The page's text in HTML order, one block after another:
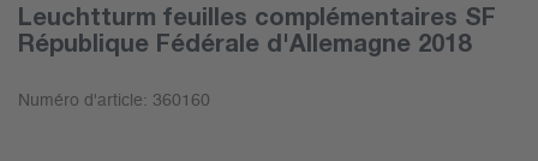
Leuchtturm feuilles complémentaires SF
République Fédérale d'Allemagne 2018
Numéro d'article: 360160